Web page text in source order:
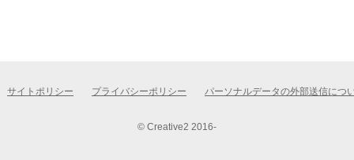
サイトポリシー プライバシーポリシー パーソナルデータの外部送信につ
© Creative2 2016-